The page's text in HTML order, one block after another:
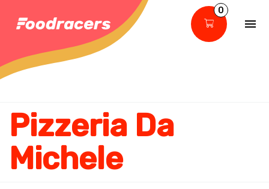
0
Pizzeria Da
Michele